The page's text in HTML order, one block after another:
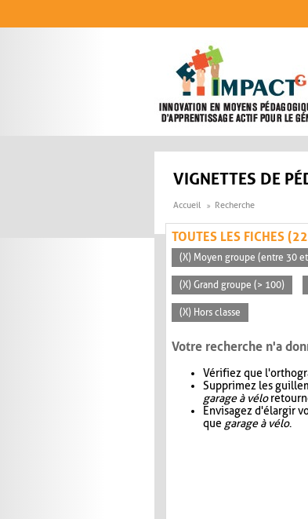
VIGNETTES DE
Accueil Recherche
TOUTES LES FICHES
(X) Moyen groupe (entre 30
(X) Grand groupe (> 100)
(X) Hors classe
Votre recherche n'a
Vérifiez que
Supprimez les
garage à vélo
Envisagez d'élargir
que garage à vélo.